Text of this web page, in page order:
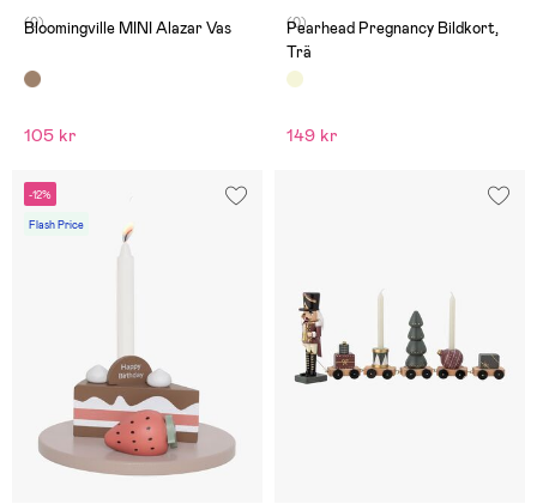
(0)
Bloomingville MINI Alazar Vas
105 kr
(0)
Pearhead Pregnancy Bildkort,
Trä
149 kr
-12%
Flash Price